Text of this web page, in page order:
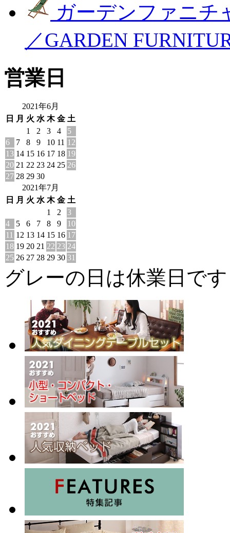
ガーデンファニチ
／GARDEN
営業日
2021年6月
日
月 火 水 木 金 土
1
2 3 4
5
6
7 8 9 10 11 12
13 14 15 16 17 18 19
20 21 22 23 24 25 26
27 28 29 30
2021年7月
日
月 火 水 木 金 土
1
2
3
4
5 6 7 8 9
10
11 12 13 14 15 16 17
18 19 20 21 22 23 24
25 26 27 28 29 30 31
グレーの日は休業日です